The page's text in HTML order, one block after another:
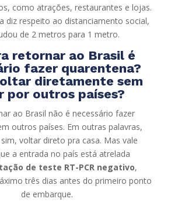
como atrações, restaurantes e lojas.
diz respeito ao distanciamento social,
de 2 metros para 1 metro.
retornar ao Brasil é
fazer quarentena?
diretamente sem
por outros países?
ao Brasil não é necessário fazer
outros países. Em outras palavras,
voltar direto pra casa. Mas vale
a entrada no país está atrelada
de teste RT-PCR negativo,
três dias antes do primeiro ponto
de embarque.